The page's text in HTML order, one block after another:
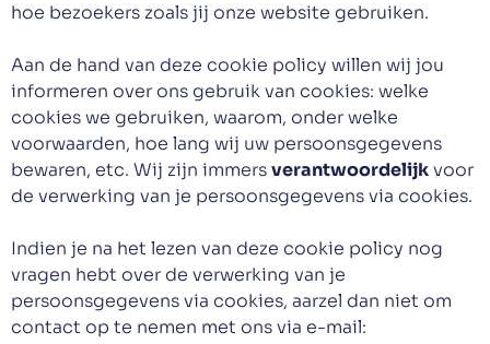
hoe bezoekers zoals jij onze website gebruiken.
Aan de hand van deze cookie policy willen wij jou
informeren over ons gebruik van cookies: welke
cookies we gebruiken, waarom, onder welke
voorwaarden, hoe lang wij uw persoonsgegevens
bewaren, etc. Wij zijn immersverantwoordelijkvoor
de verwerking van je persoonsgegevens via cookies.
Indien je na het lezen van deze cookie policy nog
vragen hebt over de verwerking van je
persoonsgegevens via cookies, aarzel dan niet om
contact op te nemen met ons via e-mail: